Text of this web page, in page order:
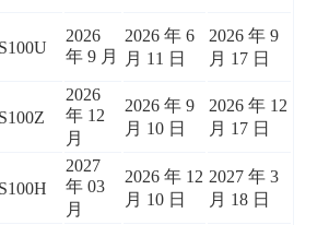
2026
年 9 月
2026 年 6
月 11 日
2026 年 9
月 17 日
2026
年 12
月
2026 年 9
月 10 日
2026 年 12
月 17 日
2027
年 03
月
2026 年 12
月 10 日
2027 年 3
月 18 日